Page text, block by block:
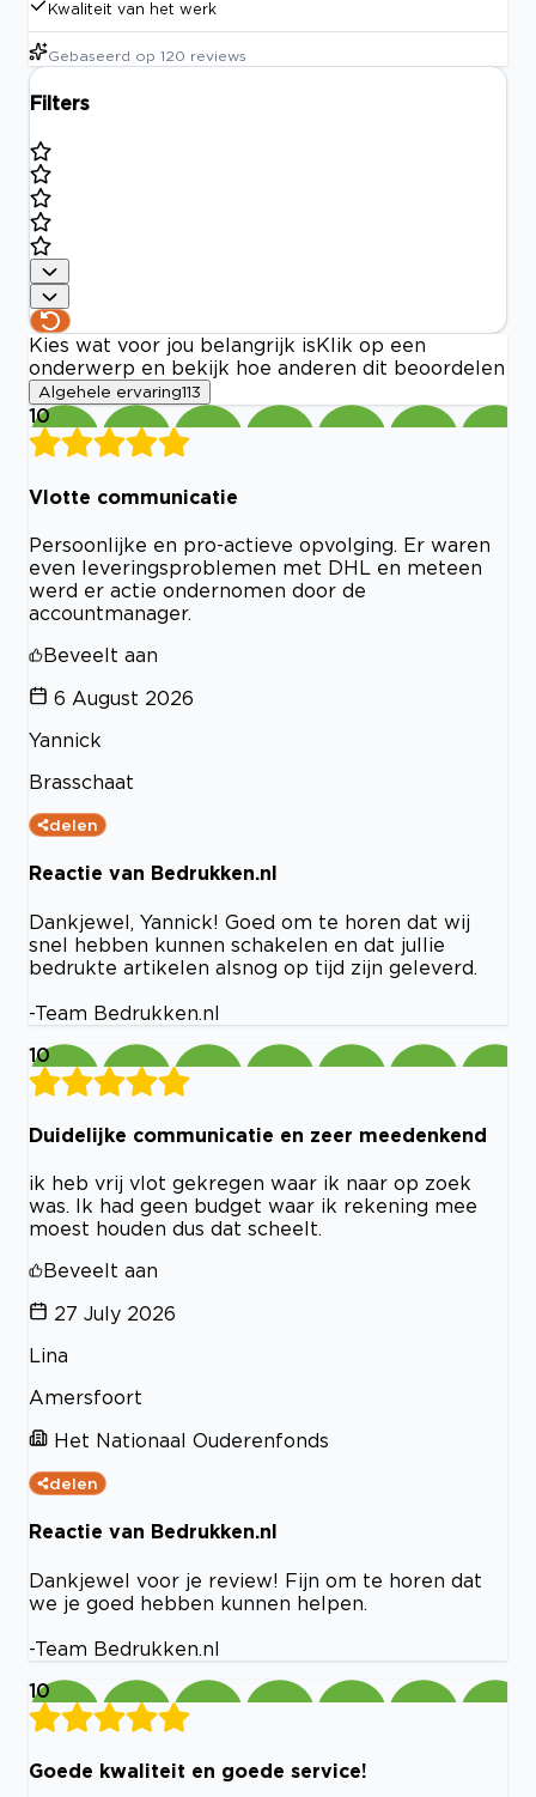
Kwaliteit van het werk
Gebaseerd op 120 reviews
Filters
Kies wat voor jou belangrijk is Klik op een
onderwerp en bekijk hoe anderen dit beoordelen
Algehele ervaring113
10
Vlotte communicatie
Persoonlijke en pro-actieve opvolging. Er waren
even leveringsproblemen met DHL en meteen
werd er actie ondernomen door de
accountmanager.
Beveelt aan
6 August 2026
Yannick
Brasschaat
delen
Reactie van Bedrukken.nl
Dankjewel, Yannick! Goed om te horen dat wij
snel hebben kunnen schakelen en dat jullie
bedrukte artikelen alsnog op tijd zijn geleverd.
-Team Bedrukken.nl
10
Duidelijke communicatie en zeer meedenkend
ik heb vrij vlot gekregen waar ik naar op zoek
was. Ik had geen budget waar ik rekening mee
moest houden dus dat scheelt.
Beveelt aan
27 July 2026
Lina
Amersfoort
Het Nationaal Ouderenfonds
delen
Reactie van Bedrukken.nl
Dankjewel voor je review! Fijn om te horen dat
we je goed hebben kunnen helpen.
-Team Bedrukken.nl
10
Goede kwaliteit en goede service!